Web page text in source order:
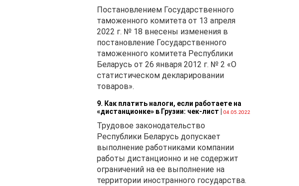
Постановлением Государственного
таможенного комитета от 13 апреля
2022 г. № 18 внесены изменения в
постановление Государственного
таможенного комитета Республики
Беларусь от 26 января 2012 г. № 2 «О
статистическом декларировании
товаров».
9. Как платить налоги, если работаете на
«дистанционке» в Грузии: чек-лист
04.05.2022
Трудовое законодательство
Республики Беларусь допускает
выполнение работниками компании
работы дистанционно и не содержит
ограничений на ее выполнение на
территории иностранного государства.